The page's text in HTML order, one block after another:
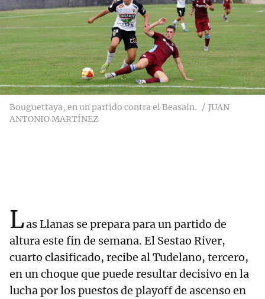
Bouguettaya, en un partido contra el Beasain.
JUAN
ANTONIO MARTÍNEZ
Las Llanas se prepara para un partido de
altura este fin de semana. El Sestao River,
cuarto clasificado, recibe al Tudelano, tercero,
en un choque que puede resultar decisivo en la
lucha por los puestos de playoff de ascenso en